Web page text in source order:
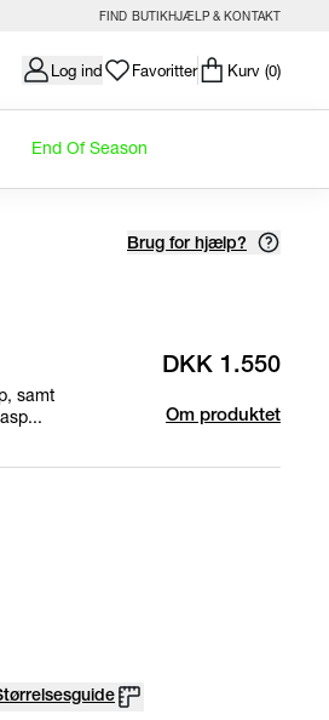
FIND BUTIKHJÆLP & KONTAKT
Log ind Favoritter Kurv (0)
End Of Season
Brug for hjælp?
DKK 1.550
samt
Om produktet